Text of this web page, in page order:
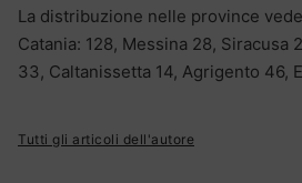
La distribuzione nelle province
Catania: 128, Messina 28, Siracusa
33, Caltanissetta 14, Agrigento 46,
Tutti gli articoli dell'autore